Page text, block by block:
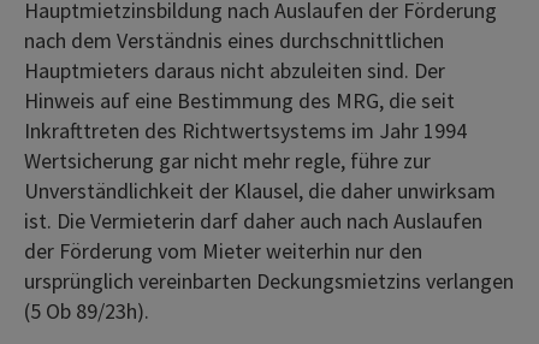
Hauptmietzinsbildung nach Auslaufen der Förderung
nach dem Verständnis eines durchschnittlichen
Hauptmieters daraus nicht abzuleiten sind. Der
Hinweis auf eine Bestimmung des MRG, die seit
Inkrafttreten des Richtwertsystems im Jahr 1994
Wertsicherung gar nicht mehr regle, führe zur
Unverständlichkeit der Klausel, die daher unwirksam
ist. Die Vermieterin darf daher auch nach Auslaufen
der Förderung vom Mieter weiterhin nur den
ursprünglich vereinbarten Deckungsmietzins verlangen
(5 Ob 89/23h).